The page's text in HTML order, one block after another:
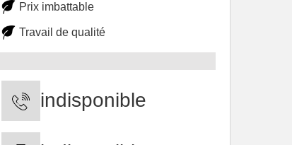
Prix imbattable
Travail de qualité
indisponible